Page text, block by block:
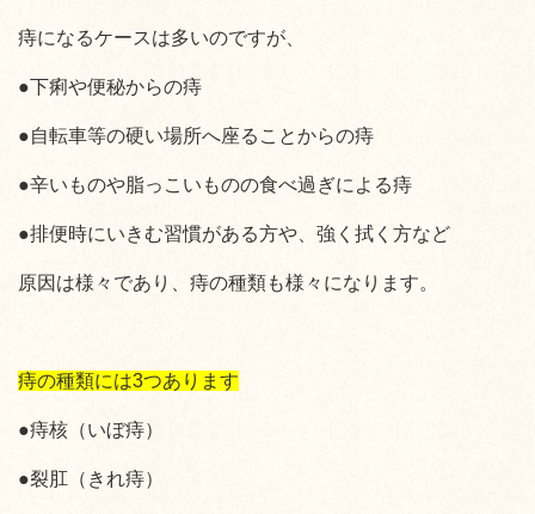
痔になるケースは多いのですが、
●下痢や便秘からの痔
●自転車等の硬い場所へ座ることからの痔
●辛いものや脂っこいものの食べ過ぎによる痔
●排便時にいきむ習慣がある方や、強く拭く方など
原因は様々であり、痔の種類も様々になります。
痔の種類には3つあります
●痔核（いぼ痔）
●裂肛（きれ痔）